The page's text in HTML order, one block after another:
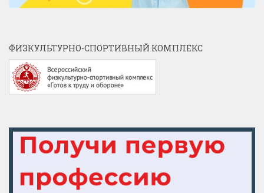
ФИЗКУЛЬТУРНО-СПОРТИВНЫЙ КОМПЛЕКС